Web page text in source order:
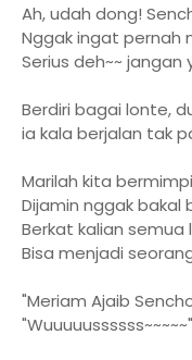
Ah, udah dong!
Nggak ingat pernah
Serius deh~~ jangan
Berdiri bagai lonte,
ia kala berjalan tak
Marilah kita
Dijamin nggak bakal
Berkat kalian semua
Bisa menjadi
"Meriam Ajaib
"Wuuuuussssss~~~~~"